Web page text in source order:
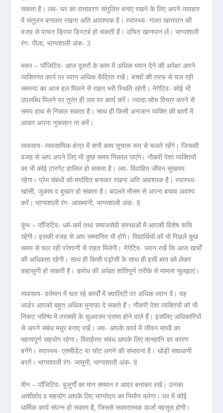
सकता है। लव- घर का वातावरण संतुलित बनाए रखने के लिए अपने व्यवहार
में संतुलन बनाकर रखना अति आवश्यक है। स्वास्थ्य- गलत खानपान की
वजह से पाचन क्रिया डिस्टर्ब हो सकती हैं। उचित खानपान लें। भाग्यशाली
रंग- पीला, भाग्यशाली अंक- 3
मकर – पॉजिटिव- आज दूसरों के काम में अधिक ध्यान देने की अपेक्षा अपने
व्यक्तिगत कार्य पर ध्यान अधिक केंद्रित रखें। बच्चों की तरफ से चल रही
समस्या का आज हल मिलने से राहत भरी स्थिति रहेगी। नेगेटिव- कोई भी
उपलब्धि मिलने पर तुरंत ही उस पर कार्य करें। ज्यादा सोच विचार करने से
समय हाथ से निकल सकता है। साथ ही किसी अनजान व्यक्ति की बातों में
आकर अपना नुकसान ना करें।
व्यवसाय- व्यवसायिक क्षेत्र में सभी काम सुचारू रूप से चलते रहेंगे। जिसकी
वजह से आप अपने लिए भी कुछ समय निकाल पाएंगे। नौकरी पेशा व्यक्तियों
का भी कोई टारगेट हासिल हो सकता है। लव- विवाहित जीवन सुखमय
रहेगा। प्रेम संबंधों को मर्यादित बनाकर रखना अति आवश्यक है। स्वास्थ्य-
खांसी, जुकाम व बुखार हो सकता है। बदलते मौसम से अपना बचाव अवश्य
करें। भाग्यशाली रंग- आसमानी, भाग्यशाली अंक- 8
कुंभ – पॉजिटिव- धर्म-कर्म तथा समाजसेवी संस्थाओं में आपकी विशेष रूचि
रहेगी। इसकी वजह से आप सम्मानित भी होंगे। विद्यार्थियों को भी पिछले कुछ
समय से चल रही परेशानी से राहत मिलेगी। नेगेटिव- ध्यान रखें कि आज खर्चों
की अधिकता रहेगी। साथ ही किसी पड़ोसी के साथ ही इसी बात को लेकर
कहासुनी हो सकती है। क्रोध की अपेक्षा शांतिपूर्ण तरीके से मामला सुलझाएं।
व्यवसाय- वर्तमान में चल रहे कार्यों में क्वालिटी पर अधिक ध्यान दें। यह
आर्डर आपको बहुत अधिक मुनाफा दे सकते हैं। नौकरी पेशा व्यक्तियों को भी
निकट भविष्य में तरक्की के सुअवसर प्राप्त होने वाले हैं। इसलिए अधिकारियों
से अपने संबंध मधुर बनाए रखें। लव- आपके कार्य में जीवन साथी का
महत्वपूर्ण सहयोग रहेगा। विवाहेत्तर संबंध आपके लिए मानहानि का कारण
बनेंगे। स्वास्थ्य- एक्सीडेंट या चोट लगने की संभावना है। थोड़ी सावधानी
बरतें। भाग्यशाली रंग- जामुनी, भाग्यशाली अंक- 8
मीन – पॉजिटिव- बुजुर्गों का मान सम्मान व आदर बनाकर रखें। उनका
आशीर्वाद व सहयोग आपके लिए भाग्योदय का निर्माण करेगा। घर में कोई
धार्मिक कार्य संपन्न हो सकता है, जिससे सकारात्मक ऊर्जा महसूस होगी।